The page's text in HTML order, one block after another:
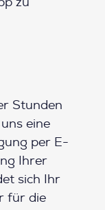
zu
Stunden
eine
per E-
Ihrer
sich Ihr
für die